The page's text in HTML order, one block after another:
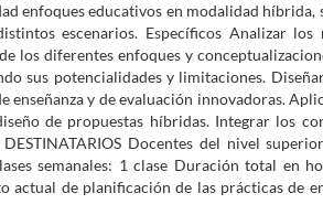
enfoques educativos en modalidad híbrida,
escenarios. Específicos Analizar los
los diferentes enfoques y
sus potencialidades y limitaciones.
y de evaluación innovadoras.
de propuestas híbridas. Integrar los
Docentes del nivel
semanales: 1 clase Duración total en
de planificación de las prácticas de